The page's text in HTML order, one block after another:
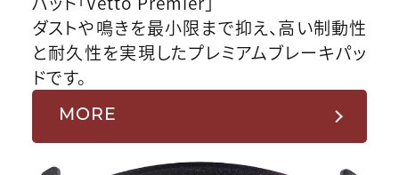
ダストや鳴きを最小限まで抑え、高い制動性
と耐久性を実現したプレミアムブレーキパッ
ドです。
MORE